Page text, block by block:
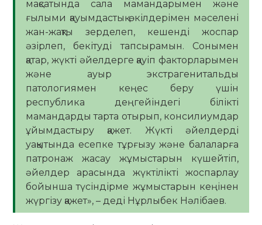
мақсатында сала мамандарымен және
ғылыми қауымдастық өкілдерімен мәселені
жан-жақты зерделеп, кешенді жоспар
әзірлеп, бекітуді тапсырамын. Сонымен
қатар, жүкті әйелдерге қауіп факторларымен
және ауыр экстрагенитальды
патологиямен кеңес беру үшін
республика деңгейіндегі білікті
мамандарды тарта отырып, консилиумдар
ұйымдастыру қажет. Жүкті әйелдерді
уақытында есепке тұрғызу және балаларға
патронаж жасау жұмыстарын күшейтіп,
әйелдер арасында жүктілікті жоспарлау
бойынша түсіндірме жұмыстарын кеңінен
жүргізу қажет», – деді Нұрлыбек Нәлібаев.